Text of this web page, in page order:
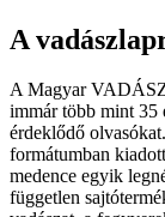
A
A Magyar
immár több mint 35
érdeklődő
formátumban
medence egyik
független